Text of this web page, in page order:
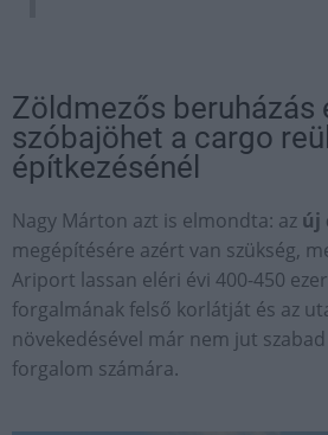
Zöldmezős beruházás
szóbajöhet a cargo
építkezésénél
Nagy Márton azt is elmondta: az új
megépítésére azért van szükség,
Ariport lassan eléri évi 400-450
forgalmának felső korlátját és az
növekedésével már nem jut
forgalom számára.